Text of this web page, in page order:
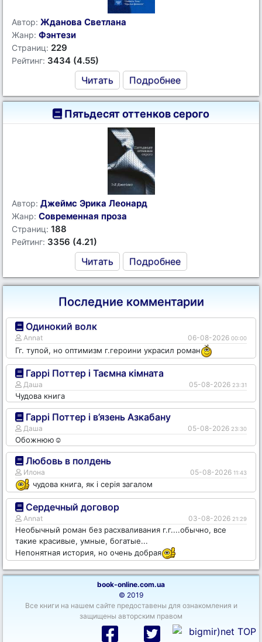
Автор: Жданова Светлана
Жанр: Фэнтези
Страниц: 229
Рейтинг: 3434 (4.55)
Читать Подробнее
Пятьдесят оттенков серого
Автор: Джеймс Эрика Леонард
Жанр: Современная проза
Страниц: 188
Рейтинг: 3356 (4.21)
Читать Подробнее
Последние комментарии
Одинокий волк
Annat 06-08-2026 00:00
Гг. тупой, но оптимизм г.героини украсил роман
Гаррі Поттер і Таємна кімната
Даша 05-08-2026 23:31
Чудова книга
Гаррі Поттер і в’язень Азкабану
Даша 05-08-2026 23:30
Обожнюю☺️
Любовь в полдень
Илона 05-08-2026 11:43
чудова книга, як і серія загалом
Сердечный договор
Annat 03-08-2026 21:29
Необычный роман без расхваливания г.г....обычно, все
такие красивые, умные, богатые...
Непонятная история, но очень добрая
book-online.com.ua
© 2019
Все книги на нашем сайте предоставены для ознакомления и
защищены авторским правом